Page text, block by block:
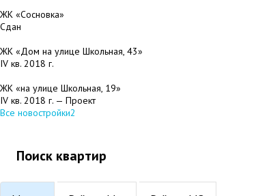
ЖК «Сосновка»
Сдан
ЖК «Дом на улице Школьная, 43»
IV кв. 2018 г.
ЖК «на улице Школьная, 19»
IV кв. 2018 г. — Проект
Все новостройки2
Поиск квартир